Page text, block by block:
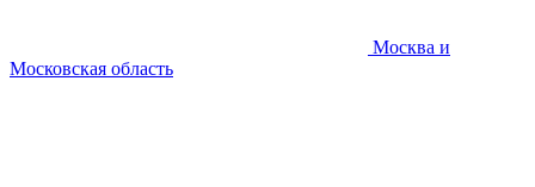
Москва и
Московская область